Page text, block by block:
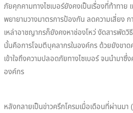
ภัยคุกคามทางไซเบอร์ยังคงเป็นเรื่องที่ท้าทาย
พยายามวางมาตรการป้องกัน ลดความเสี่ยง ก
เหล่าอาชญากรก็ยังคงหาช่องโหว่ งัดสารพัด
นั้นคือการโจมตีบุคลากรในองค์กร ด้วยยังขาด
เข้าใจถึงความปลอดภัยทางไซเบอร์ จนนำมาซึ่
องค์กร
หลังกลายเป็นข่าวครึกโครมเมื่อเดือนที่ผ่าน